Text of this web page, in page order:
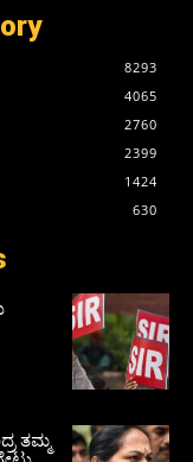
8293
4065
2760
2399
1424
630
ತಮ್ಮ